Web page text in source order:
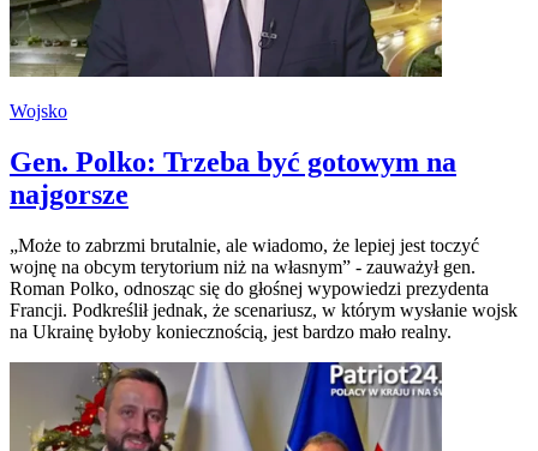
Wojsko
Gen. Polko: Trzeba być gotowym na
najgorsze
„Może to zabrzmi brutalnie, ale wiadomo, że lepiej jest toczyć
wojnę na obcym terytorium niż na własnym” - zauważył gen.
Roman Polko, odnosząc się do głośnej wypowiedzi prezydenta
Francji. Podkreślił jednak, że scenariusz, w którym wysłanie wojsk
na Ukrainę byłoby koniecznością, jest bardzo mało realny.